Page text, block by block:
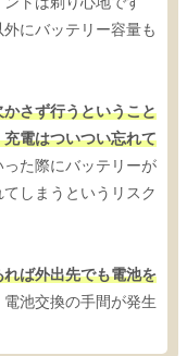
にバッテリー容量も
さず行うということ
電はついつい忘れて
た際にバッテリーが
しまうというリスク
ば外出先でも電池を
電池交換の手間が発生